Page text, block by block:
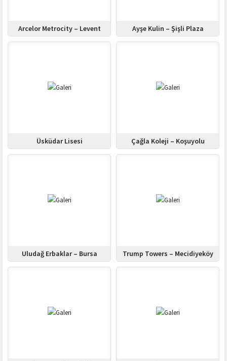
Arcelor Metrocity – Levent Ayşe Kulin – Şişli Plaza
Üsküdar Lisesi Çağla Koleji – Koşuyolu
Uludağ Erbaklar – Bursa Trump Towers – Mecidiyeköy